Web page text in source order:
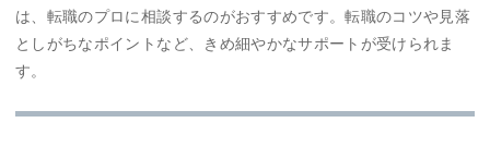
は、転職のプロに相談するのがおすすめです。転職のコツや見落
としがちなポイントなど、きめ細やかなサポートが受けられま
す。